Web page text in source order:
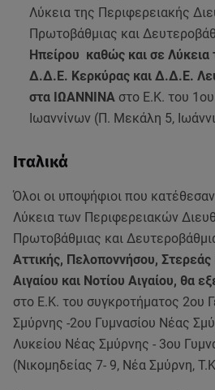
Λύκεια της Περιφερειακής
Πρωτοβάθμιας και
Ηπείρου καθώς και σε
Δ.Δ.Ε. Κερκύρας και Δ.Δ.Ε.
στα ΙΩΑΝΝΙΝΑ στο Ε.Κ. του
Ιωαννίνων (Π. Μεκάλη 5,
Ιταλικά
Όλοι οι υποψήφιοι που
Λύκεια των Περιφερειακών
Πρωτοβάθμιας και
Αττικής, Πελοποννήσου, Στερεάς
Αιγαίου και Νοτίου Αιγαίου, θα
στο Ε.Κ. του συγκροτήματος 2ου
Σμύρνης -2ου Γυμνασίου Νέας
Λυκείου Νέας Σμύρνης - 3ου
(Νικομηδείας 7- 9, Νέα Σμύρνη,